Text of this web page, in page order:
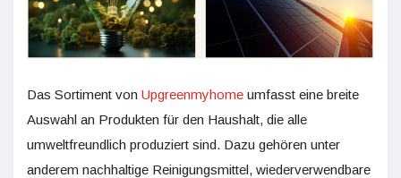
Das Sortiment von Upgreenmyhome umfasst eine breite
Auswahl an Produkten für den Haushalt, die alle
umweltfreundlich produziert sind. Dazu gehören unter
anderem nachhaltige Reinigungsmittel, wiederverwendbare